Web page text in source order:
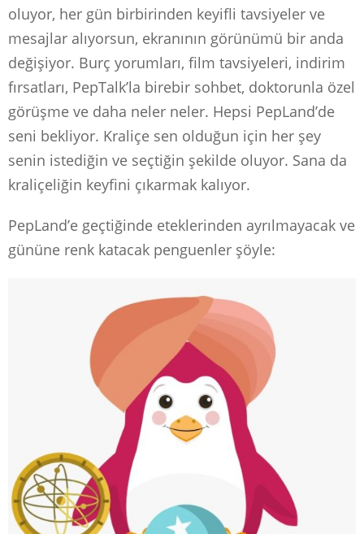
oluyor, her gün birbirinden keyifli tavsiyeler ve
mesajlar alıyorsun, ekranının görünümü bir anda
değişiyor. Burç yorumları, film tavsiyeleri, indirim
fırsatları, PepTalk’la birebir sohbet, doktorunla özel
görüşme ve daha neler neler. Hepsi PepLand’de
seni bekliyor. Kraliçe sen olduğun için her şey
senin istediğin ve seçtiğin şekilde oluyor. Sana da
kraliçeliğin keyfini çıkarmak kalıyor.
PepLand’e geçtiğinde eteklerinden ayrılmayacak ve
gününe renk katacak penguenler şöyle: